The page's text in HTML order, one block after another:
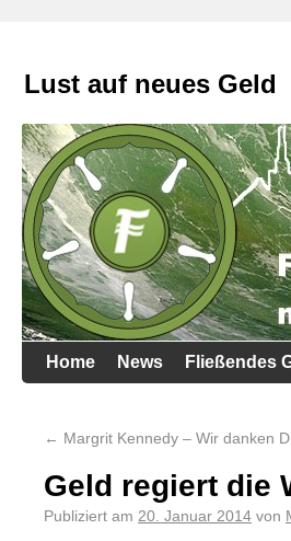
Lust auf neues Geld
Home News Fließendes
← Margrit Kennedy – Wir danken
Geld regiert die
Publiziert am 20. Januar 2014 von